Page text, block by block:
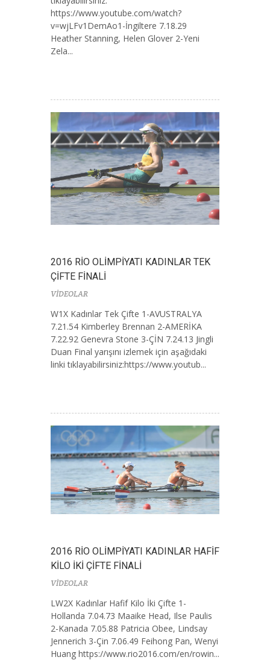
https://www.youtube.com/watch?
v=wjLFv1DemAo1-İngiltere 7.18.29
Heather Stanning, Helen Glover 2-Yeni
Zela...
2016 RİO OLİMPİYATI KADINLAR TEK
ÇİFTE FİNALİ
VİDEOLAR
W1X Kadınlar Tek Çifte 1-AVUSTRALYA
7.21.54 Kimberley Brennan 2-AMERİKA
7.22.92 Genevra Stone 3-ÇİN 7.24.13 Jingli
Duan Final yarışını izlemek için aşağıdaki
linki tıklayabilirsiniz:https://www.youtub...
2016 RİO OLİMPİYATI KADINLAR HAFİF
KİLO İKİ ÇİFTE FİNALİ
VİDEOLAR
LW2X Kadınlar Hafif Kilo İki Çifte 1-
Hollanda 7.04.73 Maaike Head, Ilse Paulis
2-Kanada 7.05.88 Patricia Obee, Lindsay
Jennerich 3-Çin 7.06.49 Feihong Pan, Wenyi
Huang https://www.rio2016.com/en/rowin...